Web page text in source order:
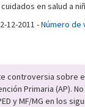
en salud a
12-2011 -Número de
controversia sobre
Primaria (AP).
y MF/MG en los